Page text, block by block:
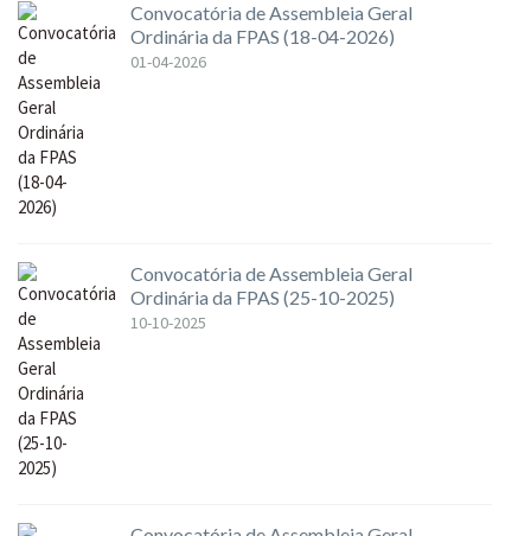
Convocatória de Assembleia Geral
Ordinária da FPAS (18-04-2026)
01-04-2026
Convocatória de Assembleia Geral
Ordinária da FPAS (25-10-2025)
10-10-2025